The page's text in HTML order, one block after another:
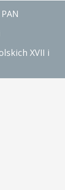
XVII i